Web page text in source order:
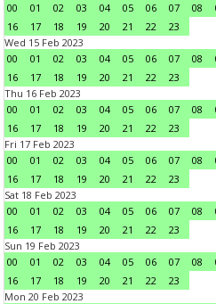
00
01 02 03 04 05 06 07 08
16
17 18 19 20 21 22
23
Wed 15 Feb 2023
00
01 02 03 04 05 06 07 08
16
17 18 19 20 21 22
23
Thu 16 Feb 2023
00
01 02 03 04 05 06 07 08
16
17 18 19 20 21 22
23
Fri 17 Feb 2023
00
01 02 03 04 05 06 07 08
16
17 18 19 20 21 22
23
Sat 18 Feb 2023
00
01 02 03 04 05 06 07 08
16
17 18 19 20 21 22
23
Sun 19 Feb 2023
00
01 02 03 04 05 06 07 08
16
17 18 19 20 21 22
23
Mon 20 Feb 2023